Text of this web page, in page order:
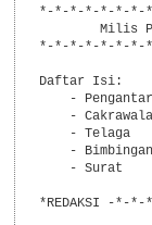
*-*-*-*-*-*-*-
Milis
*-*-*-*-*-*-*-
Daftar Isi:
-
-
- Telaga
-
- Surat
*REDAKSI -